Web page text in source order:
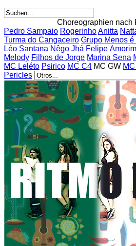
Choreographien nach
Pedro Sampaio RogerinhoAnitta
Turma do Cangaceiro Grupo Menos é
Léo Santana Nêgo Jhá Felipe Amorim
Melody Filhos de Jorge Marina Sena
MC Leléto Psirico MC C4 MC GW
Pericles